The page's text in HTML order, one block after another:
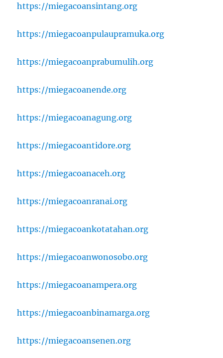
https://miegacoansintang.org
https://miegacoanpulaupramuka.org
https://miegacoanprabumulih.org
https://miegacoanende.org
https://miegacoanagung.org
https://miegacoantidore.org
https://miegacoanaceh.org
https://miegacoanranai.org
https://miegacoankotatahan.org
https://miegacoanwonosobo.org
https://miegacoanampera.org
https://miegacoanbinamarga.org
https://miegacoansenen.org